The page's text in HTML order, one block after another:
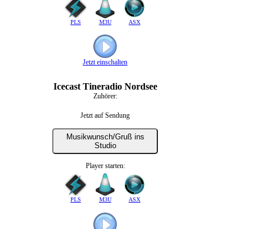
PLS M3U ASX
Jetzt einschalten
Icecast Tineradio Nordsee
Zuhörer:
Jetzt auf Sendung
Musikwunsch/Gruß ins
Studio
Player starten:
PLS M3U ASX